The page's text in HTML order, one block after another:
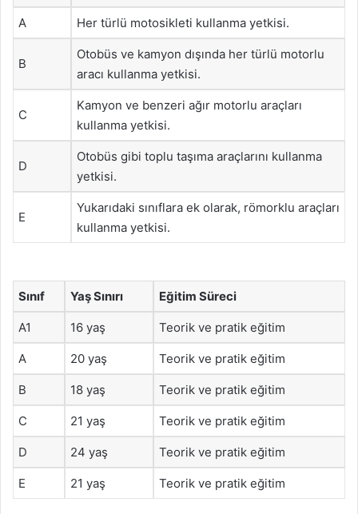
A Her türlü motosikleti kullanma yetkisi.
B
Otobüs ve kamyon dışında her türlü motorlu
aracı kullanma yetkisi.
C
Kamyon ve benzeri ağır motorlu araçları
kullanma yetkisi.
D
Otobüs gibi toplu taşıma araçlarını kullanma
yetkisi.
E
Yukarıdaki sınıflara ek olarak, römorklu araçları
kullanma yetkisi.
Sınıf Yaş Sınırı Eğitim Süreci
A1 16 yaş Teorik ve pratik eğitim
A 20 yaş Teorik ve pratik eğitim
B 18 yaş Teorik ve pratik eğitim
C 21 yaş Teorik ve pratik eğitim
D 24 yaş Teorik ve pratik eğitim
E 21 yaş Teorik ve pratik eğitim